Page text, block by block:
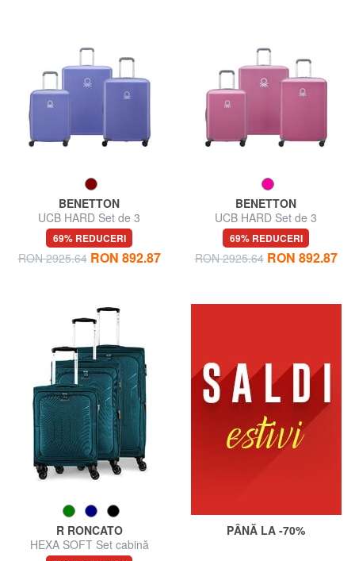
BENETTON
UCB HARD Set de 3
cărucioare:
cabină+mediu+mare
69% REDUCERI
RON 2925.64 RON 892.87
BENETTON
UCB HARD Set de 3
cărucioare:
cabină+mediu+mare
69% REDUCERI
RON 2925.64 RON 892.87
R RONCATO
HEXA SOFT Set cabină
PÂNĂ LA -70%